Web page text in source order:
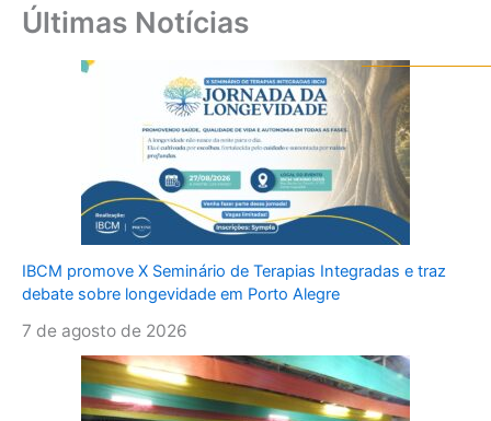
Últimas Notícias
IBCM promove X Seminário de Terapias Integradas e traz
debate sobre longevidade em Porto Alegre
7 de agosto de 2026